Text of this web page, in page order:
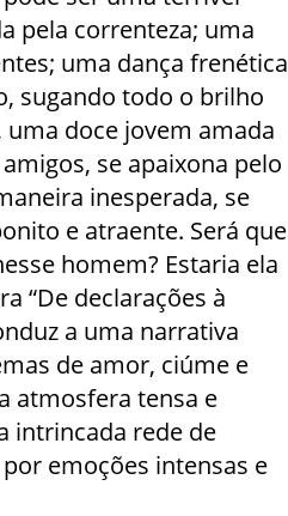
pela correnteza; uma
uma dança frenética
sugando todo o brilho
uma doce jovem amada
se apaixona pelo
inesperada, se
e atraente. Será que
homem? Estaria ela
“De declarações à
a uma narrativa
de amor, ciúme e
atmosfera tensa e
intrincada rede de
emoções intensas e